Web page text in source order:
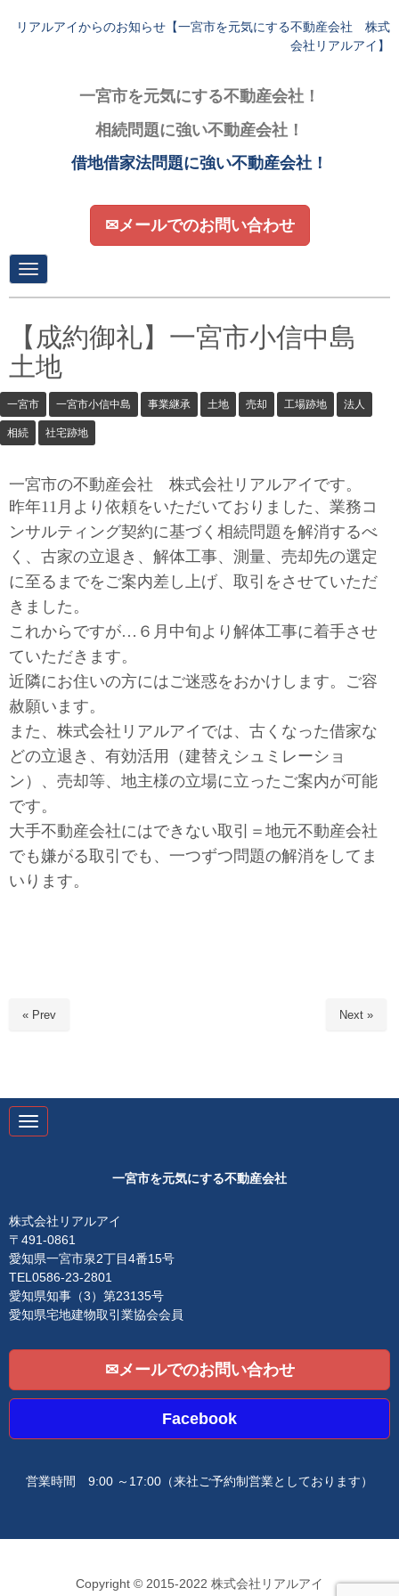
リアルアイからのお知らせ【一宮市を元気にする不動産会社 株式
会社リアルアイ】
一宮市を元気にする不動産会社！
相続問題に強い不動産会社！
借地借家法問題に強い不動産会社！
✉メールでのお問い合わせ
N
a
v
g
a
t
i
n
【成約御礼】一宮市小信中島
土地
一宮市 一宮市小信中島 事業継承 土地 売却 工場跡地 法人
相続 社宅跡地
一宮市の不動産会社 株式会社リアルアイです。
昨年11月より依頼をいただいておりました、業務コ
ンサルティング契約に基づく相続問題を解消するべ
く、古家の立退き、解体工事、測量、売却先の選定
に至るまでをご案内差し上げ、取引をさせていただ
きました。
これからですが…６月中旬より解体工事に着手させ
ていただきます。
近隣にお住いの方にはご迷惑をおかけします。ご容
赦願います。
また、株式会社リアルアイでは、古くなった借家な
どの立退き、有効活用（建替えシュミレーショ
ン）、売却等、地主様の立場に立ったご案内が可能
です。
大手不動産会社にはできない取引＝地元不動産会社
でも嫌がる取引でも、一つずつ問題の解消をしてま
いります。
« Prev Next »
N
a
i
o
一宮市を元気にする不動産会社
株式会社リアルアイ
〒491-0861
愛知県一宮市泉2丁目4番15号
TEL0586-23-2801
愛知県知事（3）第23135号
愛知県宅地建物取引業協会会員
✉メールでのお問い合わせ
Facebook
営業時間 9:00 ～17:00 （来社ご予約制営業としております）
Copyright © 2015-2022 株式会社リアルアイ